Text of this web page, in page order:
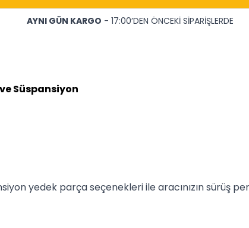
AYNI GÜN KARGO - 17:00’DEN ÖNCEKİ SİPARİŞLERDE
Süspansiyon
yedek parça seçenekleri ile aracınızın sürüş